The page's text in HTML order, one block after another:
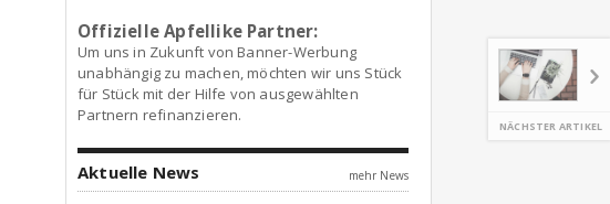
NÄCHSTER ARTIKEL
Offizielle Apfellike Partner:
Um uns in Zukunft von Banner-Werbung
unabhängig zu machen, möchten wir uns Stück
für Stück mit der Hilfe von ausgewählten
Partnern refinanzieren.
Aktuelle News mehr News